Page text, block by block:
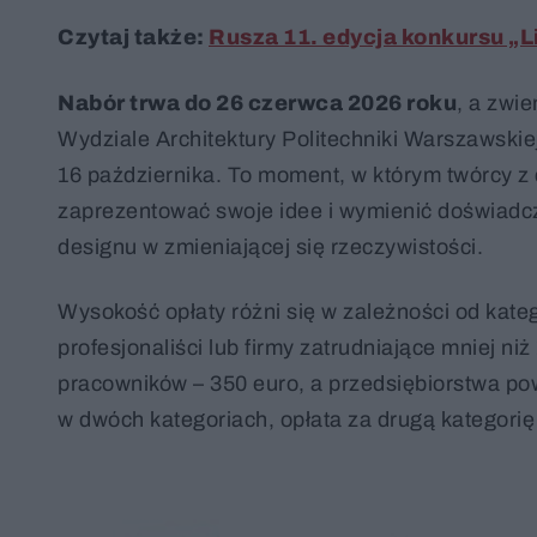
Czytaj także: Rusza 11. edycja konkursu
Nabór trwa do 26 czerwca 2026 roku, a
Wydziale Architektury Politechniki
16 października. To moment, w którym twórcy
zaprezentować swoje idee i wymienić
designu w zmieniającej się rzeczywistości.
Wysokość opłaty różni się w zależności od
profesjonaliści lub firmy zatrudniające mniej
pracowników – 350 euro, a przedsiębiorstwa
w dwóch kategoriach, opłata za drugą